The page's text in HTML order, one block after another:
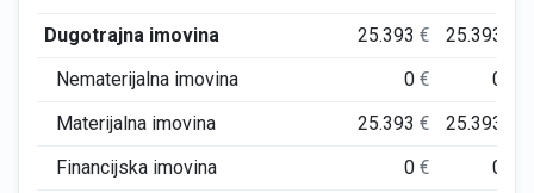
Dugotrajna imovina 25.393€ 25.393
Nematerijalna imovina
0€ 0
Materijalna imovina
25.393€ 25.393
Financijska imovina
0€ 0